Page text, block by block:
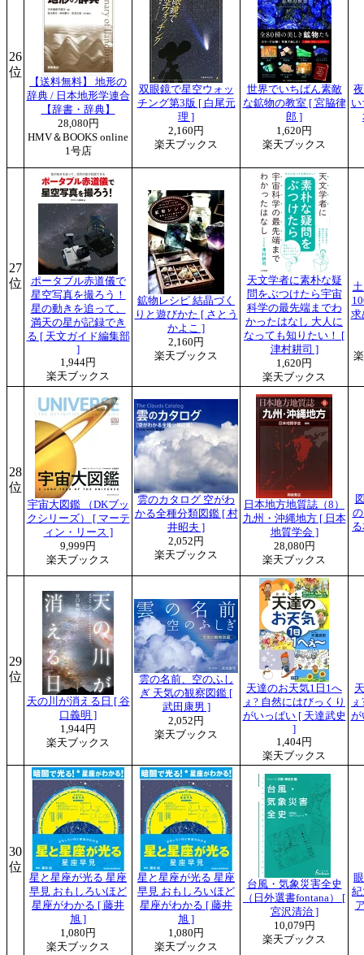
26
位
【送料無料】 地形の
辞典 / 日本地形学連合
【辞書・辞典】
28,080円
HMV＆BOOKS online
1号店
双眼鏡で星空ウォッ
チング第3版 [ 白尾元
理 ]
2,160円
楽天ブックス
世界でいちばん素敵
な鉱物の教室 [ 宮脇律
郎 ]
1,620円
楽天ブックス
い
27
位
ポータブル赤道儀で
星空写真を撮ろう！
星の動きを追って、
満天の星が記録でき
る [ 天文ガイド編集部
]
1,944円
楽天ブックス
鉱物レシピ 結晶づく
りと遊びかた [ さとう
かよこ ]
2,160円
楽天ブックス
天文学者に素朴な疑
問をぶつけたら宇宙
科学の最先端までわ
かったはなし 大人に
なっても知りたい！ [
津村耕司 ]
1,620円
楽天ブックス
求
28
位
宇宙大図鑑 （DKブッ
クシリーズ） [ マーテ
ィン・リース ]
9,999円
楽天ブックス
雲のカタログ 空がわ
かる全種分類図鑑 [ 村
井昭夫 ]
2,052円
楽天ブックス
日本地方地質誌（8）
九州・沖縄地方 [ 日本
地質学会 ]
28,080円
楽天ブックス
29
位
天の川が消える日 [ 谷
口義明 ]
1,944円
楽天ブックス
雲の名前、空のふし
ぎ 天気の観察図鑑 [
武田康男 ]
2,052円
楽天ブックス
天達のお天気1日1へ
ぇ? 自然にはびっくり
がいっぱい [ 天達武史
]
1,404円
楽天ブックス
が
30
位
星と星座が光る 星座
早見 おもしろいほど
星座がわかる [ 藤井
旭 ]
1,080円
楽天ブックス
星と星座が光る 星座
早見 おもしろいほど
星座がわかる [ 藤井
旭 ]
1,080円
楽天ブックス
台風・気象災害全史
（日外選書fontana） [
宮沢清治 ]
10,079円
楽天ブックス